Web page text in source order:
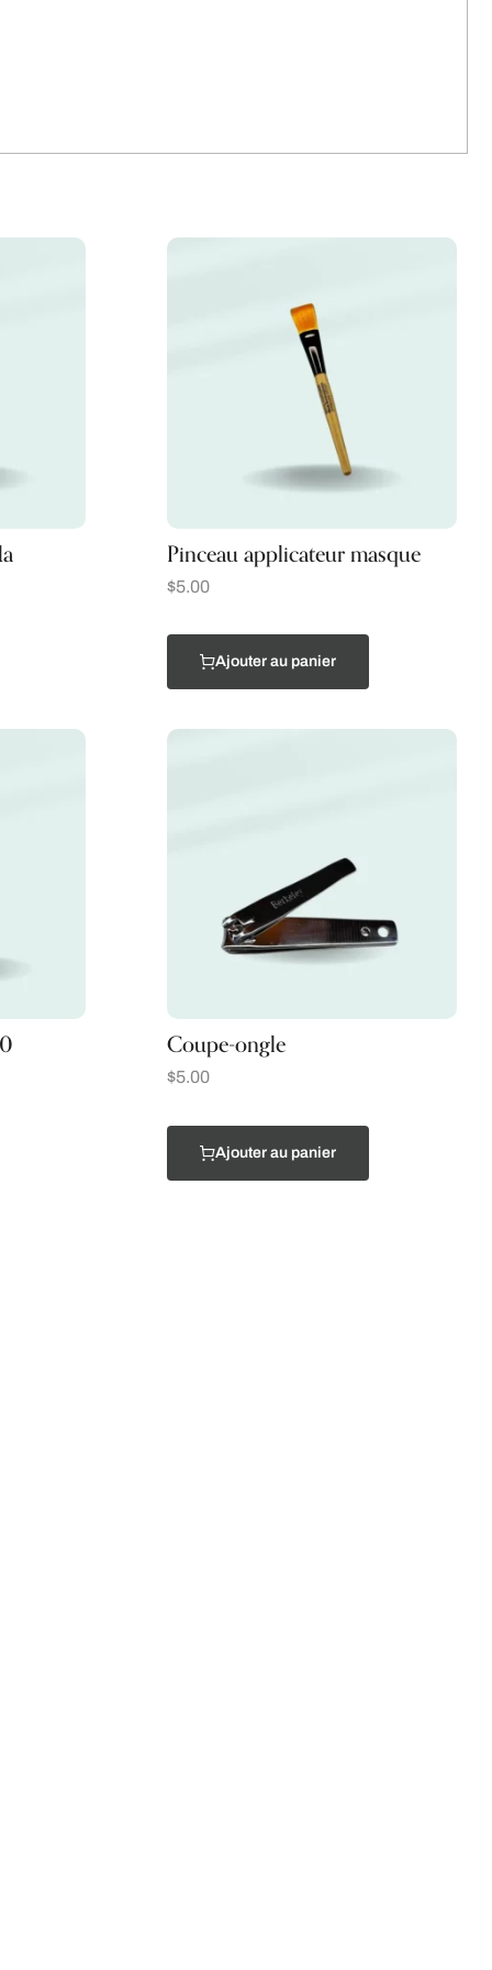
Pinceau applicateur masque
$5.00
Ajouter au panier
Coupe-ongle
$5.00
Ajouter au panier